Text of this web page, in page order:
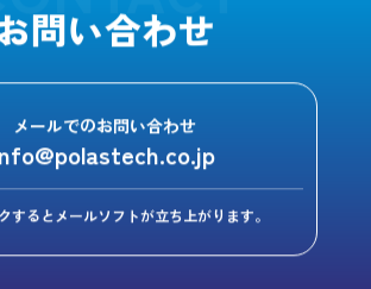
問い合わせ
メールでのお問い合わせ
するとメールソフトが立ち上がります。